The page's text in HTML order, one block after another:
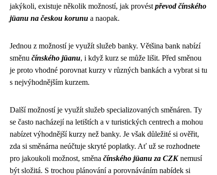
jakýkoli, existuje několik možností, jak provést převod čínského
jüanu na českou korunu a naopak.
Jednou z možností je využít služeb banky. Většina bank nabízí
směnu čínského jüanu, i když kurz se může lišit. Před směnou
je proto vhodné porovnat kurzy v různých bankách a vybrat si tu
s nejvýhodnějším kurzem.
Další možností je využít služeb specializovaných směnáren. Ty
se často nacházejí na letištích a v turistických centrech a mohou
nabízet výhodnější kurzy než banky. Je však důležité si ověřit,
zda si směnárna neúčtuje skryté poplatky. Ať už se rozhodnete
pro jakoukoli možnost, směna čínského jüanu za CZKnemusí
být složitá. S trochou plánování a porovnáváním nabídek si